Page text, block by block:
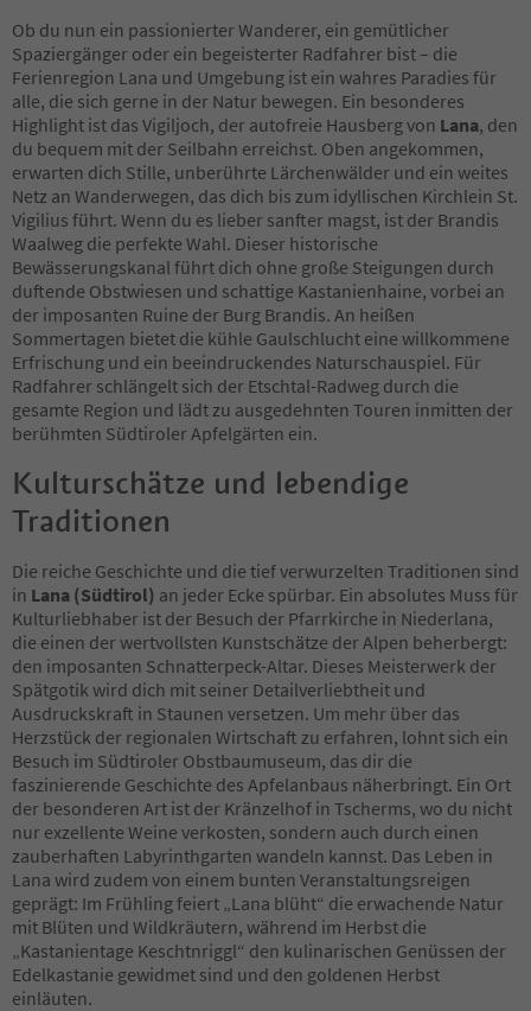
Ob du nun ein passionierter Wanderer, ein gemütlicher
Spaziergänger oder ein begeisterter Radfahrer bist – die
Ferienregion Lana und Umgebung ist ein wahres Paradies für
alle, die sich gerne in der Natur bewegen. Ein besonderes
Highlight ist das Vigiljoch, der autofreie Hausberg von Lana, den
du bequem mit der Seilbahn erreichst. Oben angekommen,
erwarten dich Stille, unberührte Lärchenwälder und ein weites
Netz an Wanderwegen, das dich bis zum idyllischen Kirchlein St.
Vigilius führt. Wenn du es lieber sanfter magst, ist der Brandis
Waalweg die perfekte Wahl. Dieser historische
Bewässerungskanal führt dich ohne große Steigungen durch
duftende Obstwiesen und schattige Kastanienhaine, vorbei an
der imposanten Ruine der Burg Brandis. An heißen
Sommertagen bietet die kühle Gaulschlucht eine willkommene
Erfrischung und ein beeindruckendes Naturschauspiel. Für
Radfahrer schlängelt sich der Etschtal-Radweg durch die
gesamte Region und lädt zu ausgedehnten Touren inmitten der
berühmten Südtiroler Apfelgärten ein.
Kulturschätze und lebendige
Traditionen
Die reiche Geschichte und die tief verwurzelten Traditionen sind
in Lana (Südtirol) an jeder Ecke spürbar. Ein absolutes Muss für
Kulturliebhaber ist der Besuch der Pfarrkirche in Niederlana,
die einen der wertvollsten Kunstschätze der Alpen beherbergt:
den imposanten Schnatterpeck-Altar. Dieses Meisterwerk der
Spätgotik wird dich mit seiner Detailverliebtheit und
Ausdruckskraft in Staunen versetzen. Um mehr über das
Herzstück der regionalen Wirtschaft zu erfahren, lohnt sich ein
Besuch im Südtiroler Obstbaumuseum, das dir die
faszinierende Geschichte des Apfelanbaus näherbringt. Ein Ort
der besonderen Art ist der Kränzelhof in Tscherms, wo du nicht
nur exzellente Weine verkosten, sondern auch durch einen
zauberhaften Labyrinthgarten wandeln kannst. Das Leben in
Lana wird zudem von einem bunten Veranstaltungsreigen
geprägt: Im Frühling feiert „Lana blüht“ die erwachende Natur
mit Blüten und Wildkräutern, während im Herbst die
„Kastanientage Keschtnriggl“ den kulinarischen Genüssen der
Edelkastanie gewidmet sind und den goldenen Herbst
einläuten.